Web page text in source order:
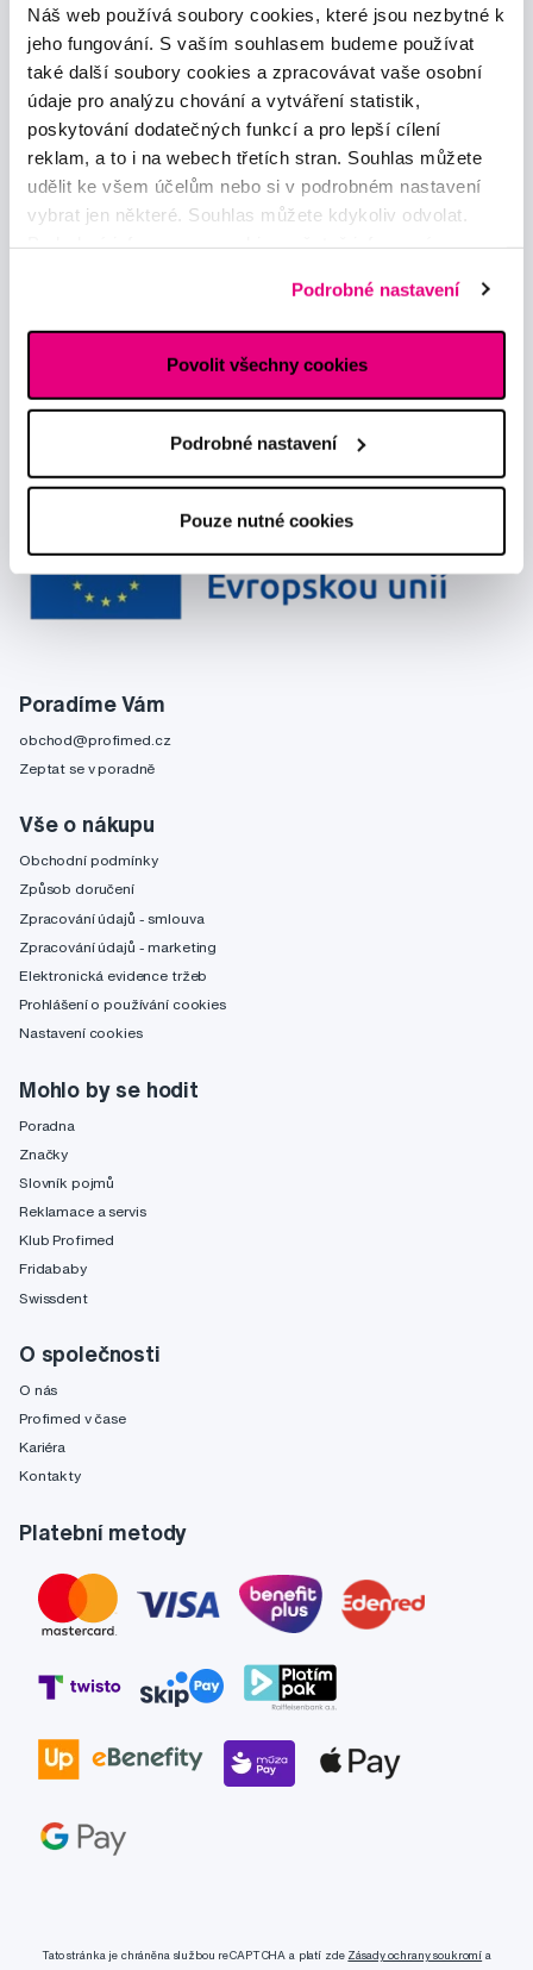
Náš web používá soubory cookies, které jsou nezbytné k
jeho fungování. S vaším souhlasem budeme používat
také další soubory cookies a zpracovávat vaše osobní
údaje pro analýzu chování a vytváření statistik,
poskytování dodatečných funkcí a pro lepší cílení
reklam, a to i na webech třetích stran. Souhlas můžete
udělit ke všem účelům nebo si v podrobném nastavení
vybrat jen některé. Souhlas můžete kdykoliv odvolat.
Podrobné nastavení
Povolit všechny cookies
Podrobné nastavení
Pouze nutné cookies
Poradíme Vám
obchod@profimed.cz
Zeptat se v poradně
Vše o nákupu
Obchodní podmínky
Způsob doručení
Zpracování údajů - smlouva
Zpracování údajů - marketing
Elektronická evidence tržeb
Prohlášení o používání cookies
Nastavení cookies
Mohlo by se hodit
Poradna
Značky
Slovník pojmů
Reklamace a servis
Klub Profimed
Fridababy
Swissdent
O společnosti
O nás
Profimed v čase
Kariéra
Kontakty
Platební metody
Novinky a nabídky
Odebírat
Chci dostávat informace o novinkách a akčních nabídkách
a souhlasím se zpracováním osobních údajůpro tyto účely.
Tato stránka je chráněna službou reCAPTCHA a platí zde Zásady ochrany soukromí a